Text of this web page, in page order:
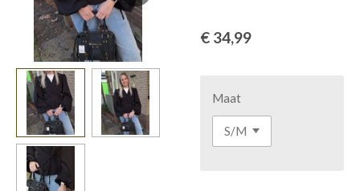
€ 34,99
Maat